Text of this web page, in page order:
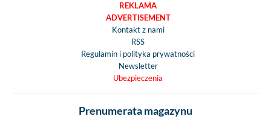
REKLAMA
ADVERTISEMENT
Kontakt z nami
RSS
Regulamin i polityka prywatności
Newsletter
Ubezpieczenia
Prenumerata magazynu